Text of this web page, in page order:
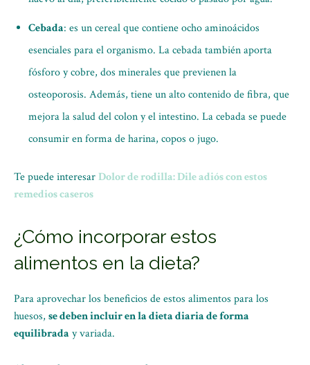
Cebada: es un cereal que contiene ocho aminoácidos
esenciales para el organismo. La cebada también aporta
fósforo y cobre, dos minerales que previenen la
osteoporosis. Además, tiene un alto contenido de fibra, que
mejora la salud del colon y el intestino. La cebada se puede
consumir en forma de harina, copos o jugo.
Te puede interesarDolor de rodilla: Dile adiós con estos
remedios caseros
¿Cómo incorporar estos
alimentos en la dieta?
Para aprovechar los beneficios de estos alimentos para los
huesos, se deben incluir en la dieta diaria de forma
equilibrada y variada.